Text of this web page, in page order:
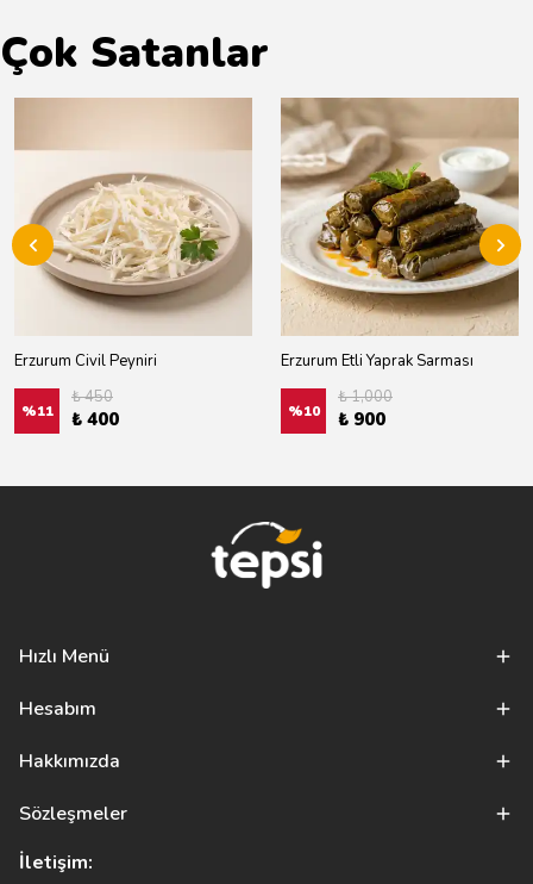
Çok Satanlar
Erzurum Civil Peyniri
%11
₺ 450
₺ 400
Erzurum Etli Yaprak Sarması
%10
₺ 1,000
₺ 900
Hızlı Menü
Hesabım
Hakkımızda
Sözleşmeler
İletişim: